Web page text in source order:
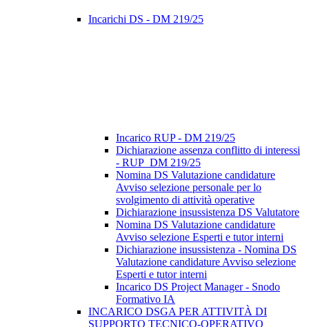
Incarichi DS - DM 219/25
Incarico RUP - DM 219/25
Dichiarazione assenza conflitto di interessi
- RUP_DM 219/25
Nomina DS Valutazione candidature
Avviso selezione personale per lo
svolgimento di attività operative
Dichiarazione insussistenza DS Valutatore
Nomina DS Valutazione candidature
Avviso selezione Esperti e tutor interni
Dichiarazione insussistenza - Nomina DS
Valutazione candidature Avviso selezione
Esperti e tutor interni
Incarico DS Project Manager - Snodo
Formativo IA
INCARICO DSGA PER ATTIVITÀ DI
SUPPORTO TECNICO-OPERATIVO